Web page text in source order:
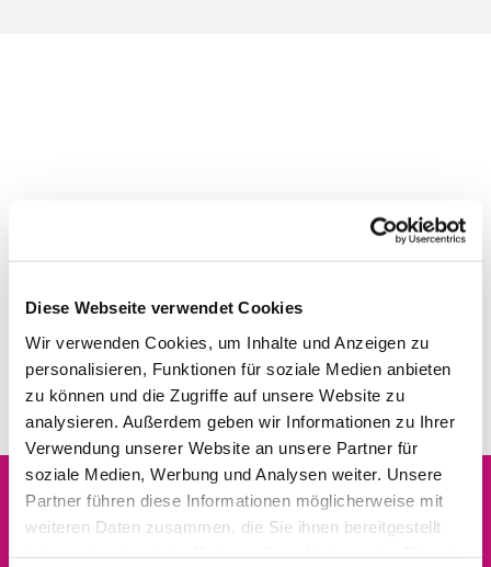
Diese Webseite verwendet Cookies
Wir verwenden Cookies, um Inhalte und Anzeigen zu
personalisieren, Funktionen für soziale Medien anbieten
zu können und die Zugriffe auf unsere Website zu
analysieren. Außerdem geben wir Informationen zu Ihrer
Verwendung unserer Website an unsere Partner für
soziale Medien, Werbung und Analysen weiter. Unsere
Partner führen diese Informationen möglicherweise mit
weiteren Daten zusammen, die Sie ihnen bereitgestellt
Dies könnte Sie auch